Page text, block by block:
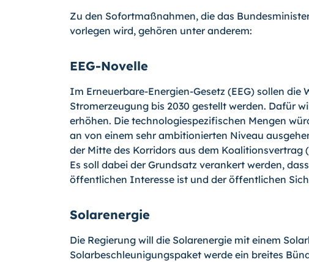
Zu den Sofortmaßnahmen, die das
vorlegen wird, gehören unter anderem:
EEG-Novelle
Im Erneuerbare-Energien-Gesetz (EEG) sollen die
Stromerzeugung bis 2030 gestellt werden. Dafür
erhöhen. Die technologiespezifischen Mengen
an von einem sehr ambitionierten Niveau
der Mitte des Korridors aus dem Koalitionsvertrag
Es soll dabei der Grundsatz verankert werden,
öffentlichen Interesse ist und der öffentlichen
Solarenergie
Die Regierung will die Solarenergie mit einem
Solarbeschleunigungspaket werde ein breites